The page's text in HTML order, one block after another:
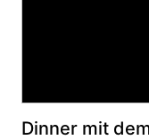
Dinner mit